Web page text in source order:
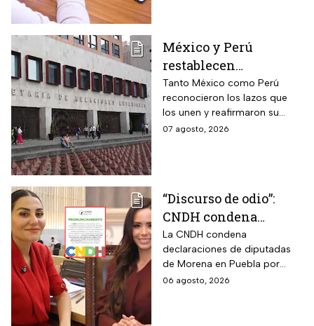
México y Perú
restablecen
relaciones
diplomáticas después
de nueve meses
Tanto México como Perú
reconocieron los lazos que
los unen y reafirmaron su
respeto al derecho
07 agosto, 2026
“Discurso de odio”:
CNDH condena
expresiones de
diputadas de Morena
contra adultos
mayores
La CNDH condena
declaraciones de diputadas
de Morena en Puebla por
expresiones edadistas hacia
06 agosto, 2026